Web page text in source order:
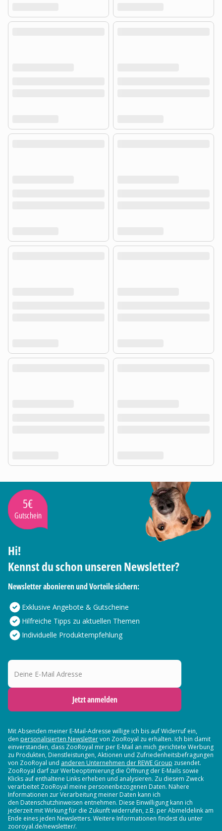
5€
Gutschein
Hi!
Kennst du schon unseren Newsletter?
Newsletter abonieren und Vorteile sichern:
Exklusive Angebote & Gutscheine
Hilfreiche Tipps zu aktuellen Themen
Individuelle Produktempfehlung
Deine E-Mail Adresse
Jetzt anmelden
Mit Absenden meiner E-Mail-Adresse willige ich bis auf Widerruf ein,
den personalisierten Newslettervon ZooRoyal zu erhalten. Ich bin damit
einverstanden, dass ZooRoyal mir per E-Mail an mich gerichtete Werbung
zu Produkten, Dienstleistungen, Aktionen und Zufriedenheitsbefragungen
von ZooRoyal und anderen Unternehmen der REWE Group zusendet.
ZooRoyal darf zur Werbeoptimierung die Öffnung der E-Mails sowie
Klicks auf enthaltene Links erheben und analysieren. Zu diesem Zweck
verarbeitet ZooRoyal meine personenbezogenen Daten. Nähere
Informationen zur Verarbeitung meiner Daten kann ich
den Datenschutzhinweisen entnehmen. Diese Einwilligung kann ich
jederzeit mit Wirkung für die Zukunft widerrufen, z.B. per Abmeldelink am
Ende eines jeden Newsletters. Weitere Informationen findest du unter
zooroyal.de/newsletter/.